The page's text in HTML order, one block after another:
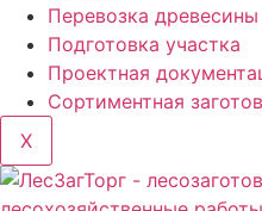
Перевозка древесины
Подготовка участка
Проектная
Сортиментная
X